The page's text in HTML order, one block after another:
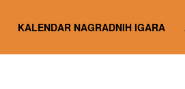
KALENDAR NAGRADNIH IGARA